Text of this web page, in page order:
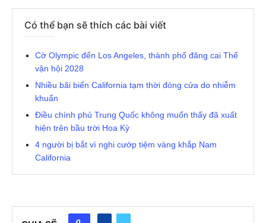
Có thể bạn sẽ thích các bài viết
Cờ Olympic đến Los Angeles, thành phố đăng cai Thế
vận hội 2028
Nhiều bãi biển California tạm thời đóng cửa do nhiễm
khuẩn
Điều chính phủ Trung Quốc không muốn thấy đã xuất
hiện trên bầu trời Hoa Kỳ
4 người bị bắt vì nghi cướp tiệm vàng khắp Nam
California